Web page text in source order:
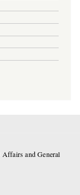
and General